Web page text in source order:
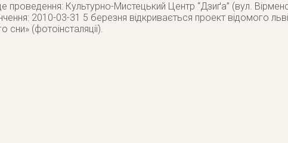
проведення: Культурно-Мистецький Центр “Дзиґа” (вул.
2010-03-31 5 березня відкривається проект відомого
сни» (фотоінсталяції).